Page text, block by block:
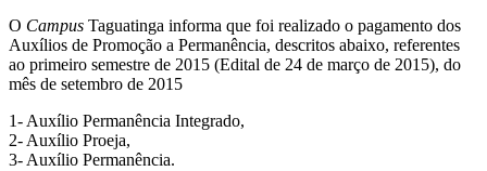
O Campus Taguatinga informa que foi realizado o pagamento dos
Auxílios de Promoção a Permanência, descritos abaixo, referentes
ao primeiro semestre de 2015 (Edital de 24 de março de 2015), do
mês de setembro de 2015
1- Auxílio Permanência Integrado,
2- Auxílio Proeja,
3- Auxílio Permanência.